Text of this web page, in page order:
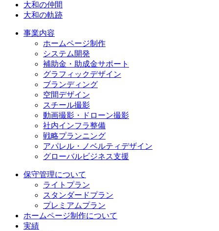
大和の仲間
大和の軌跡
事業内容
ホームページ制作
システム開発
補助金・助成金サポート
グラフィックデザイン
ブランディング
空間デザイン
スチール撮影
動画撮影・ドローン撮影
社内インフラ整備
戦略プランニング
アパレル・ノベルティデザイン
グローバルビジネス支援
保守管理について
ライトプラン
スタンダードプラン
プレミアムプラン
ホームページ制作について
実績